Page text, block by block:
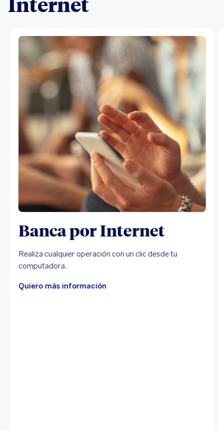
Banca por Internet
Realiza cualquier operación con un clic desde tu
computadora.
Quiero más información